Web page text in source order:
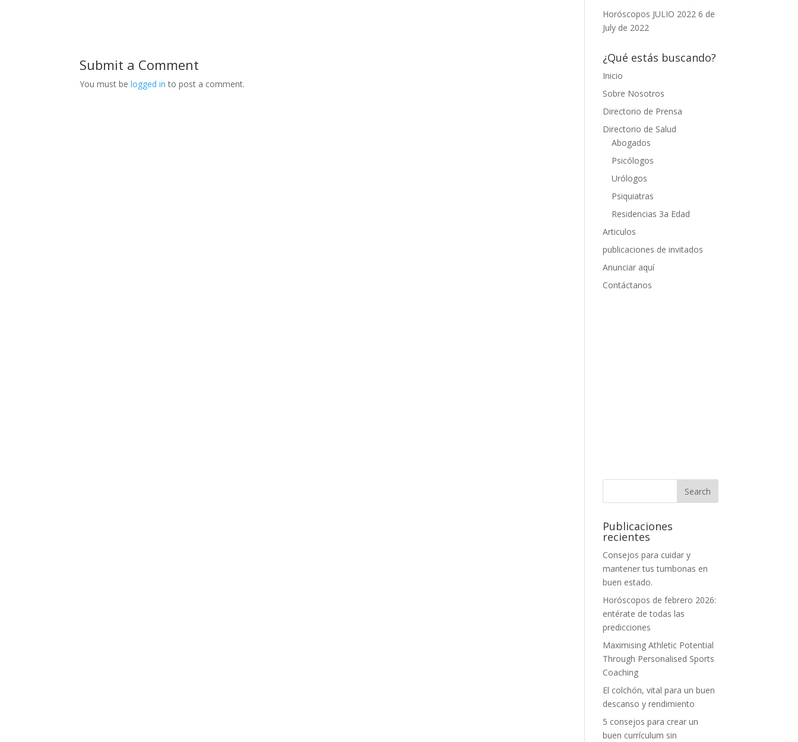
Submit a Comment
You must belogged in to post a comment.
Horóscopos JULIO 2022 6 de
July de 2022
¿Qué estás buscando?
Inicio
Sobre Nosotros
Directorio de Prensa
Directorio de Salud
Abogados
Psicólogos
Urólogos
Psiquiatras
Residencias 3a Edad
Articulos
publicaciones de invitados
Anunciar aquí
Contáctanos
Publicaciones
recientes
Consejos para cuidar y
mantener tus tumbonas en
buen estado.
Horóscopos de febrero 2026:
entérate de todas las
predicciones
Maximising Athletic Potential
Through Personalised Sports
Coaching
El colchón, vital para un buen
descanso y rendimiento
5 consejos para crear un
buen currículum sin